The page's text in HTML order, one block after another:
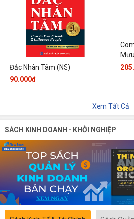
Đắc Nhân Tâm (NS)
90.000đ
Xem Tất Cả
SÁCH KINH DOANH - KHỞI NGHIỆP